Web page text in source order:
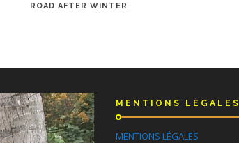
ROAD AFTER WINTER
MENTIONS LÉGALES
MENTIONS LÉGALES